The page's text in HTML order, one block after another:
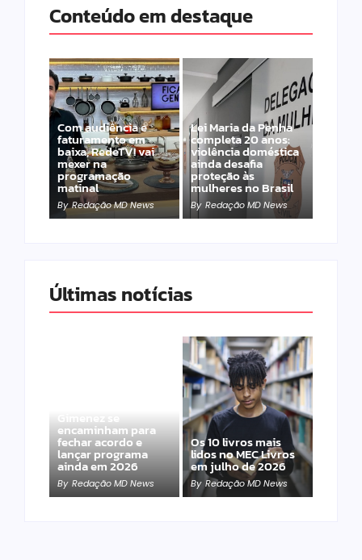
Conteúdo em destaque
Com audiência e
faturamento em
baixa, RedeTV! vai
mexer na
programação
matinal
By Redação MD News
Lei Maria da Penha
completa 20 anos:
violência doméstica
ainda desafia
proteção às
mulheres no Brasil
By Redação MD News
Últimas notícias
Gimenez se
encaminham para
fechar acordo e
lançar programa
ainda em 2026
By Redação MD News
Os 10 livros mais
lidos no MEC Livros
em julho de 2026
By Redação MD News